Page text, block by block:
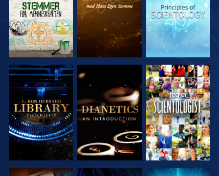
UTFORSK
SERIEN
UTFORSK
SERIEN
SE